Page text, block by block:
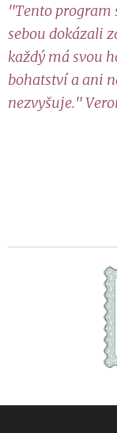
"Tento program
sebou dokázali
každý má svou
bohatství a ani
nezvyšuje."